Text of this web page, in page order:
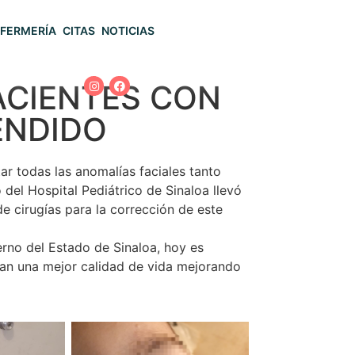
CITAS NOTICIAS
CON
todas las anomalías faciales tanto
Hospital Pediátrico de Sinaloa llevó
cirugías para la corrección de este
del Estado de Sinaloa, hoy es
una mejor calidad de vida mejorando